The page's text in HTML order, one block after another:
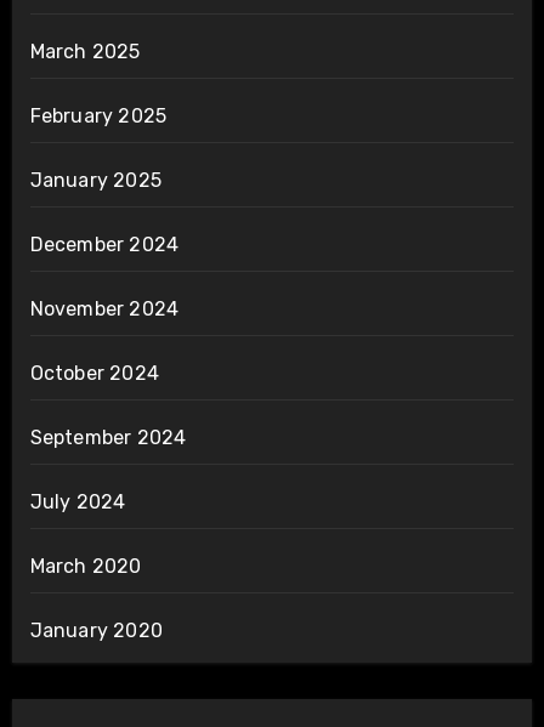
March 2025
February 2025
January 2025
December 2024
November 2024
October 2024
September 2024
July 2024
March 2020
January 2020